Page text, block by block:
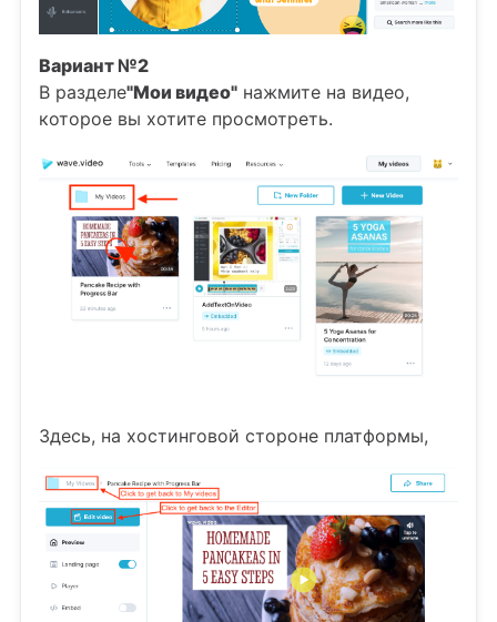
Вариант №2
В разделе"Мои видео" нажмите на видео,
которое вы хотите просмотреть.
Здесь, на хостинговой стороне платформы,